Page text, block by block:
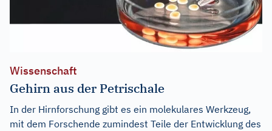
Wissenschaft
Gehirn aus der Petrischale
In der Hirnforschung gibt es ein molekulares Werkzeug,
mit dem Forschende zumindest Teile der Entwicklung des